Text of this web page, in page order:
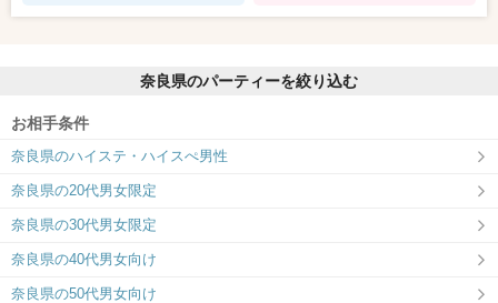
奈良県のパーティーを絞り込む
お相手条件
奈良県のハイステ・ハイスぺ男性
奈良県の20代男女限定
奈良県の30代男女限定
奈良県の40代男女向け
奈良県の50代男女向け